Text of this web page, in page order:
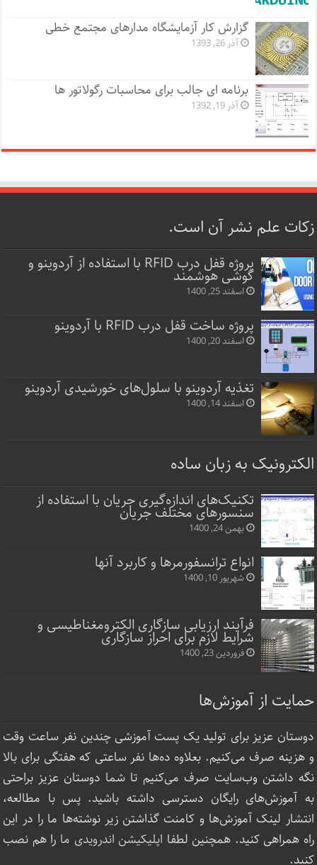
گزارش کار آزمایشگاه مدارهای مجتمع خطی
آذر 26, 1393
برنامه ای جالب برای محاسبات رگولاتور ها
آذر 19, 1392
زکات علم نشر آن است.
پروژه قفل‌ درب RFID با استفاده از آردوینو و
گوشی هوشمند
اسفند 25, 1400
پروژه ساخت قفل‌ درب RFID با آردوینو
اسفند 20, 1400
تغذیه آردوینو با سلول‌های خورشیدی آردوینو
اسفند 14, 1400
الکترونیک به زبان ساده
تکنیک‌های اندازه‌گیری جریان با استفاده از
سنسورهای مختلف جریان
بهمن 24, 1400
انواع ترانسفورمرها و کاربرد آنها
شهریور 10, 1400
فرآیند ارزیابی سازگاری الکترومغناطیسی و
شرایط لازم برای احراز سازگاری
فروردین 23, 1400
حمایت از آموزش‌ها
دوستان عزیز برای تولید یک پست آموزشی چندین نفر ساعت‌ وقت
و هزینه صرف می‌کنیم. بعلاوه ده‌ها نفر ساعتی که هفتگی برای بالا
نگه داشتن وب‌سایت صرف ‌می‌کنیم تا شما دوستان عزیز براحتی
به آموزش‌های رایگان دسترسی داشته باشید. پس با مطالعه،
انتشار لینک‌ آموزش‌ها و کامنت گذاشتن زیر نوشته‌‌ها ما را در این
راه همراهی کنید. همچنین لطفا اپلیکیشن اندرویدی ما را هم نصب
کنید.